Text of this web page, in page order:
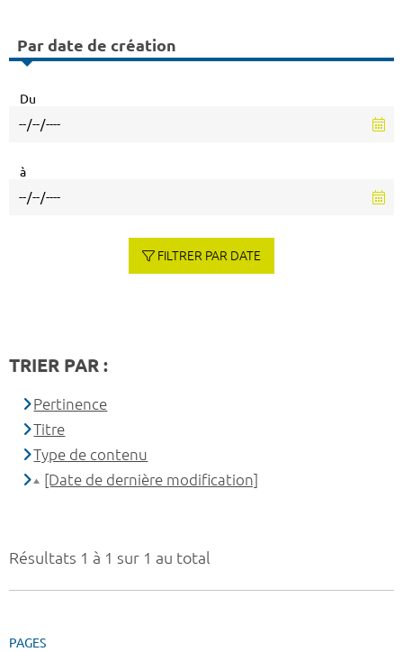
Résultats 1 à 1 sur 1 au total
PAGES
Par date de création
Du
à
FILTRER PAR DATE
TRIER PAR :
Pertinence
Titre
Type de contenu
[Date de dernière modification]